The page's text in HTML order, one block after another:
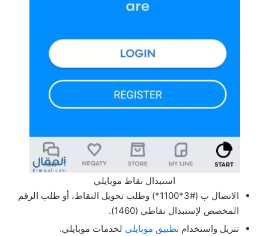
استبدال نقاط موبايلي
الاتصال ب (#3*1100*) وطلب تحويل النقاط، أو طلب الرقم
المخصص لإستبدال نقاطي (1460).
تنزيل واستخدام تطبيق موبايلي لخدمات موبايلي.